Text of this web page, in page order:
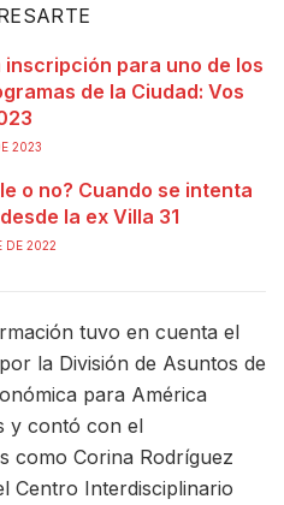
inscripción para uno de los
de la Ciudad: Vos
2023
o no? Cuando se intenta
la ex Villa 31
DE 2022
tuvo en cuenta el
la División de Asuntos de
para América
y contó con el
como Corina Rodríguez
Centro Interdisciplinario